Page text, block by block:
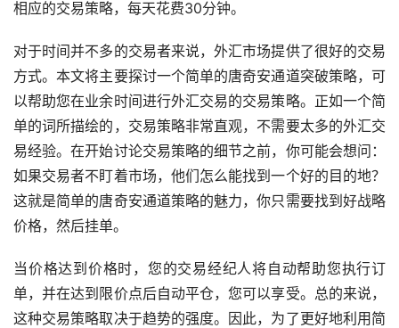
相应的交易策略，每天花费30分钟。
对于时间并不多的交易者来说，外汇市场提供了很好的交易
方式。本文将主要探讨一个简单的唐奇安通道突破策略，可
以帮助您在业余时间进行外汇交易的交易策略。正如一个简
单的词所描绘的，交易策略非常直观，不需要太多的外汇交
易经验。在开始讨论交易策略的细节之前，你可能会想问：
如果交易者不盯着市场，他们怎么能找到一个好的目的地？
这就是简单的唐奇安通道策略的魅力，你只需要找到好战略
价格，然后挂单。
当价格达到价格时，您的交易经纪人将自动帮助您执行订
单，并在达到限价点后自动平仓，您可以享受。总的来说，
这种交易策略取决于趋势的强度。因此，为了更好地利用简